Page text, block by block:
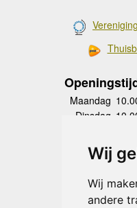
Wij
Wij
andere
Maandag
Dinsdag
Donderdag
Vrijdag